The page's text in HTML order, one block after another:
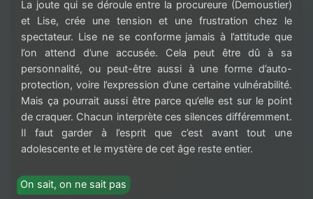
La joute qui se déroule entre la procureure (Demoustier)
et Lise, crée une tension et une frustration chez le
spectateur. Lise ne se conforme jamais à l’attitude que
l’on attend d’une accusée. Cela peut être dû à sa
personnalité, ou peut-être aussi à une forme d’auto-
protection, voire l’expression d’une certaine vulnérabilité.
Mais ça pourrait aussi être parce qu’elle est sur le point
de craquer. Chacun interprète ces silences différemment.
Il faut garder à l’esprit que c’est avant tout une
adolescente et le mystère de cet âge reste entier.
On sait, on ne sait pas